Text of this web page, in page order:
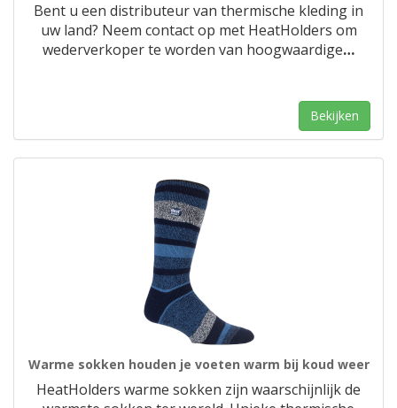
Bent u een distributeur van thermische kleding in
uw land? Neem contact op met HeatHolders om
wederverkoper te worden van hoogwaardige…
Bekijken
Warme sokken houden je voeten warm bij koud weer
HeatHolders warme sokken zijn waarschijnlijk de